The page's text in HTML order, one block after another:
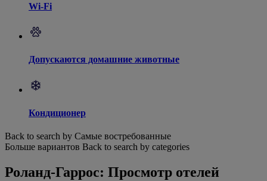
Wi-Fi
Допускаются домашние животные
Кондиционер
Back to search by Самые востребованные
Больше вариантов Back to search by categories
Роланд-Гаррос: Просмотр отелей